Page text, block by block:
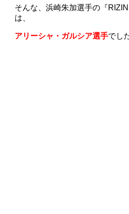
そんな、浜崎朱加選手の『
は、
アリーシャ・ガルシア選手でし